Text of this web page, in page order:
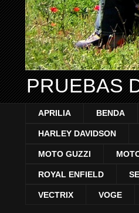
PRUEBAS
APRILIA BENDA
HARLEY DAVIDSON
MOTO GUZZI
ROYAL ENFIELD
VECTRIX VOGE